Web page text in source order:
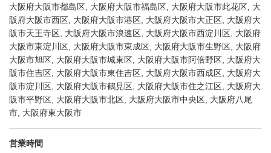
大阪府大阪市都島区, 大阪府大阪市福島区, 大阪府大阪市此花区, 大
阪府大阪市西区, 大阪府大阪市港区, 大阪府大阪市大正区, 大阪府大
阪市天王寺区, 大阪府大阪市浪速区, 大阪府大阪市西淀川区, 大阪府
大阪市東淀川区, 大阪府大阪市東成区, 大阪府大阪市生野区, 大阪府
大阪市旭区, 大阪府大阪市城東区, 大阪府大阪市阿倍野区, 大阪府大
阪市住吉区, 大阪府大阪市東住吉区, 大阪府大阪市西成区, 大阪府大
阪市淀川区, 大阪府大阪市鶴見区, 大阪府大阪市住之江区, 大阪府大
阪市平野区, 大阪府大阪市北区, 大阪府大阪市中央区, 大阪府八尾
市, 大阪府東大阪市
営業時間